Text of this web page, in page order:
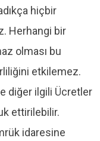
hiçbir
Herhangi bir
olması bu
etkilemez.
diğer ilgili Ücretler
ettirilebilir.
idaresine